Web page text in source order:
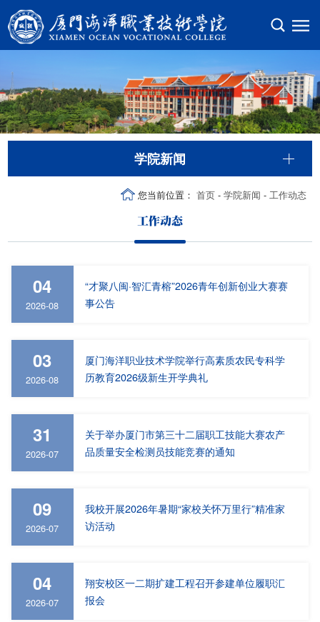
学院新闻
工作动态
您当前位置： 首页- 学院新闻 - 工作动态
04
2026-08
“才聚八闽·智汇青榕”2026青年创新创业大赛赛
事公告
03
2026-08
厦门海洋职业技术学院举行高素质农民专科学
历教育2026级新生开学典礼
31
2026-07
关于举办厦门市第三十二届职工技能大赛农产
品质量安全检测员技能竞赛的通知
09
2026-07
我校开展2026年暑期“家校关怀万里行”精准家
访活动
04
2026-07
翔安校区一二期扩建工程召开参建单位履职汇
报会